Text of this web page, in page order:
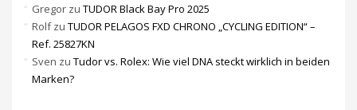
Gregor zu TUDOR Black Bay Pro 2025
Rolfzu TUDOR PELAGOS FXD CHRONO „CYCLING EDITION“ –
Ref. 25827KN
Sven zu Tudor vs. Rolex: Wie viel DNA steckt wirklich in beiden
Marken?